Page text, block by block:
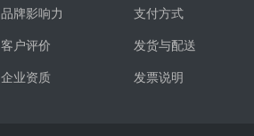
品牌影响力
客户评价
企业资质
支付方式
发货与配送
发票说明